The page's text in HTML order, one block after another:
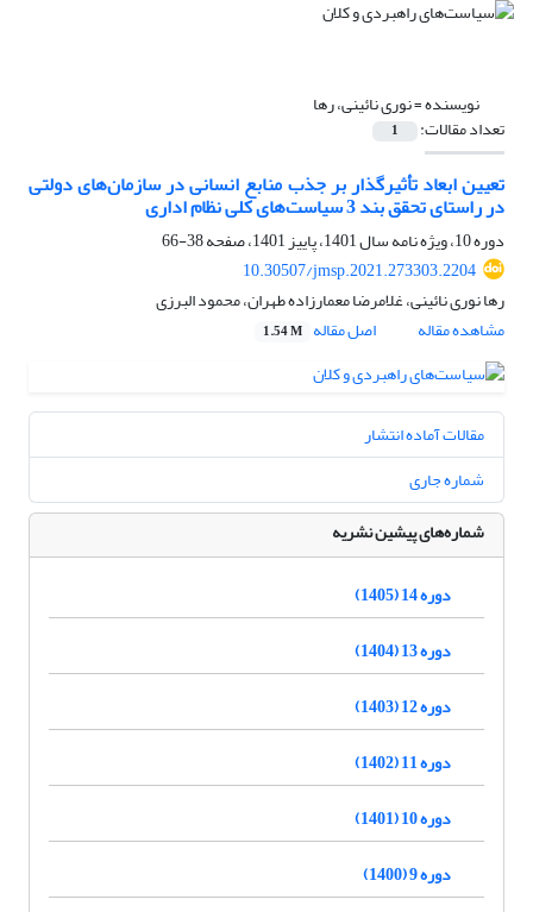
نویسنده =نوری نائینی، رها
تعداد مقالات: 1
تعیین ابعاد تأثیرگذار بر جذب منابع انسانی در سازمان‌های دولتی
در راستای تحقق بند 3 سیاست‌های کلی نظام اداری
دوره 10، ویژه نامه سال 1401، پاییز 1401، صفحه
38-66
10.30507/jmsp.2021.273303.2204
رها نوری نائینی، غلامرضا معمارزاده طهران، محمود البرزی
مشاهده مقاله
اصل مقاله 1.54 M
مقالات آماده انتشار
شماره جاری
شماره‌های پیشین نشریه
دوره 14 (1405)
دوره 13 (1404)
دوره 12 (1403)
دوره 11 (1402)
دوره 10 (1401)
دوره 9 (1400)